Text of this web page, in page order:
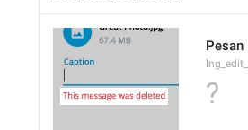
Pesan
?